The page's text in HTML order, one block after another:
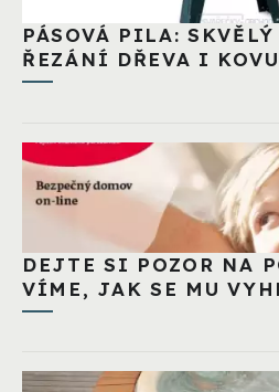
PÁSOVÁ PILA:
ŘEZÁNÍ DŘEVA I KOVU
DEJTE SI POZOR NA
VÍME, JAK SE MU